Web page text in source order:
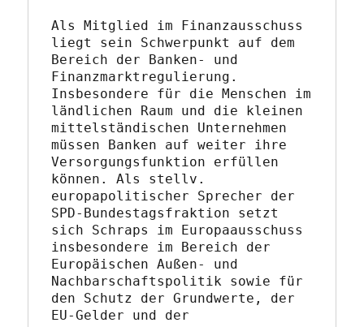
Als Mitglied im Finanzausschuss
liegt sein Schwerpunkt auf dem
Bereich der Banken- und
Finanzmarktregulierung.
Insbesondere für die Menschen im
ländlichen Raum und die kleinen
mittelständischen Unternehmen
müssen Banken auf weiter ihre
Versorgungsfunktion erfüllen
können. Als stellv.
europapolitischer Sprecher der
SPD-Bundestagsfraktion setzt
sich Schraps im Europaausschuss
insbesondere im Bereich der
Europäischen Außen- und
Nachbarschaftspolitik sowie für
den Schutz der Grundwerte, der
EU-Gelder und der